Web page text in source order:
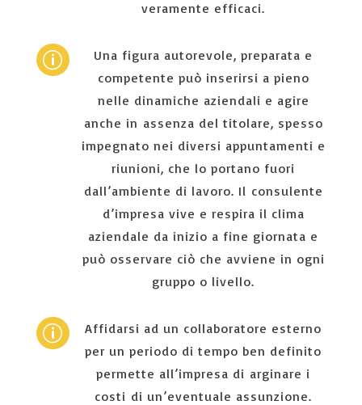
veramente efficaci.
p
Una figura autorevole, preparata e
competente può inserirsi a pieno
nelle dinamiche aziendali e agire
anche in assenza del titolare, spesso
impegnato nei diversi appuntamenti e
riunioni, che lo portano fuori
dall’ambiente di lavoro. Il consulente
d’impresa vive e respira il clima
aziendale da inizio a fine giornata e
può osservare ciò che avviene in ogni
gruppo o livello.
p
Affidarsi ad un collaboratore esterno
per un periodo di tempo ben definito
permette all’impresa di arginare i
costi di un’eventuale assunzione.